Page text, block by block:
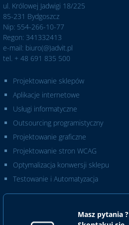
ul. Królowej Jadwigi 18/225
85-231 Bydgoszcz
Nip: 554-266-10-77
Regon: 341332413
e-mail: biuro(@)advit.pl
tel. + 48 691 835 500
Projektowanie sklepów
Aplikacje internetowe
Usługi informatyczne
Outsourcing programistyczny
Projektowanie graficzne
Projektowanie stron WCAG
Optymalizacja konwersji sklepu
Testowanie i Automatyzacja
Masz pytania ?